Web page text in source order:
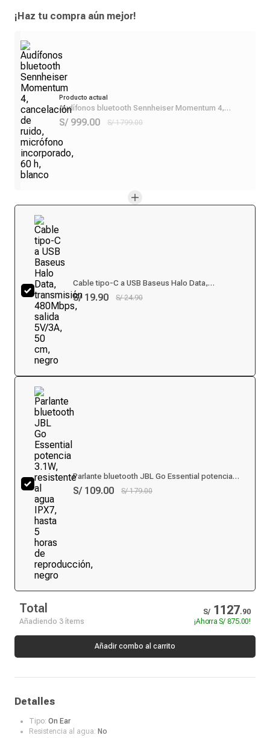
¡Haz tu compra aún mejor!
Producto actual
Audífonos bluetooth Sennheiser Momentum 4,
cancelación de ruido, micrófono incorporado, 60 h,
blanco
S/ 999.00 S/ 1799.00
Cable tipo-C a USB Baseus Halo Data,
transmisión 480Mbps, salida 5V/3A, 50 cm, negro
S/ 19.90 S/ 24.90
Parlante bluetooth JBL Go Essential potencia
3.1W, resistente al agua IPX7, hasta 5 horas de
reproducción, negro
S/ 109.00 S/ 179.00
Total S/ 1127.90
Añadiendo 3 ítems
¡AhorraS/ 875.00!
Añadir combo al carrito
Detalles
Tipo: On Ear
Resistencia al agua: No